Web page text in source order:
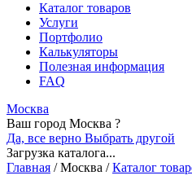
Каталог товаров
Услуги
Портфолио
Калькуляторы
Полезная информация
FAQ
Москва
Ваш город Москва ?
Да, все верно Выбрать другой
Загрузка каталога...
Главная /Москва / Каталог